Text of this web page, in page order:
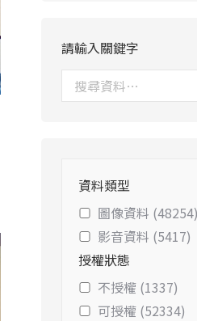
請輸入關鍵字
資料類型
圖像資料 (48254)
影音資料 (5417)
授權狀態
不授權 (1337)
可授權 (52334)